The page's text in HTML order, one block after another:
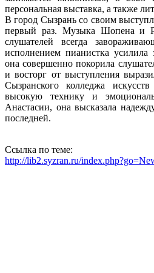
персональная выставка, а также
В город Сызрань со своим
первый раз. Музыка Шопена и
слушателей всегда
исполнением пианистка
она совершенно покорила
и восторг от выступления
Сызранского колледжа
высокую технику и
Анастасии, она высказала
последней.
Ссылка по теме:
http://lib2.syzran.ru/